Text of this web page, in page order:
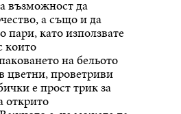
възможност да
а също и да
пари, като използвате
които
на бельото
цветни, проветриви
е прост трик за
открито